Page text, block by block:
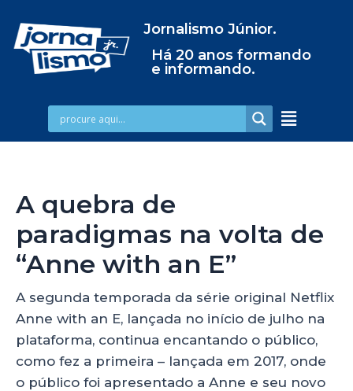
Jornalismo Júnior.
Há 20 anos formando
e informando.
A quebra de
paradigmas na volta de
“Anne with an E”
A segunda temporada da série original Netflix
Anne with an E, lançada no início de julho na
plataforma, continua encantando o público,
como fez a primeira – lançada em 2017, onde
o público foi apresentado a Anne e seu novo